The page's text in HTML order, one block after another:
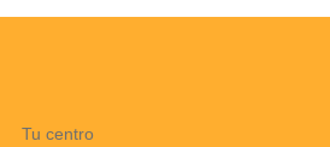
Tu centro